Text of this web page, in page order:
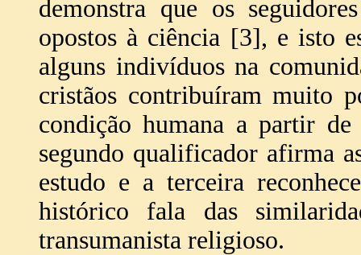
demonstra que os
opostos à ciência [3], e isto
alguns indivíduos na
cristãos contribuíram muito
condição humana a partir
segundo qualificador afirma
estudo e a terceira
histórico fala das
transumanista religioso.